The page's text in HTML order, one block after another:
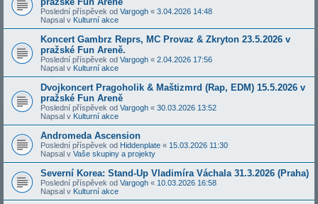
Poslední příspěvek od Vargogh « 3.04.2026 14:48
Napsal v Kulturní akce
Koncert Gambrz Reprs, MC Provaz & Zkryton 23.5.2026 v
pražské Fun Areně.
Poslední příspěvek od Vargogh « 2.04.2026 17:56
Napsal v Kulturní akce
Dvojkoncert Pragoholik & Maštizmrd (Rap, EDM) 15.5.2026 v
pražské Fun Areně
Poslední příspěvek od Vargogh « 30.03.2026 13:52
Napsal v Kulturní akce
Andromeda Ascension
Poslední příspěvek od Hiddenplate « 15.03.2026 11:30
Napsal v Vaše skupiny a projekty
Severní Korea: Stand-Up Vladimíra Váchala 31.3.2026 (Praha)
Poslední příspěvek od Vargogh « 10.03.2026 16:58
Napsal v Kulturní akce